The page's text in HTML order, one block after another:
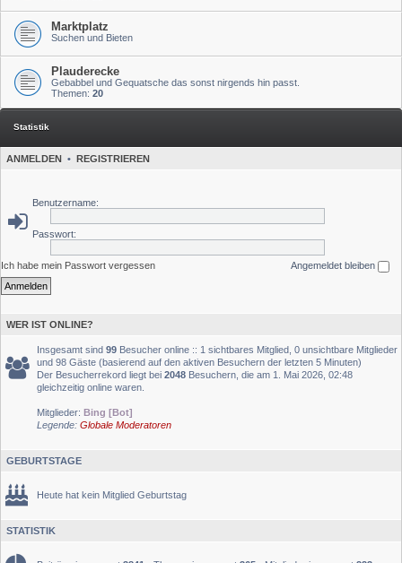
Marktplatz
Suchen und Bieten
Plauderecke
Gebabbel und Gequatsche das sonst nirgends hin passt.
Themen: 20
Statistik
ANMELDEN • REGISTRIEREN
Benutzername:
Passwort:
Ich habe mein Passwort vergessen Angemeldet bleiben
WER IST ONLINE?
Insgesamt sind 99 Besucher online :: 1 sichtbares Mitglied, 0 unsichtbare Mitglieder
und 98 Gäste (basierend auf den aktiven Besuchern der letzten 5 Minuten)
Der Besucherrekord liegt bei 2048 Besuchern, die am 1. Mai 2026, 02:48
gleichzeitig online waren.
Mitglieder: Bing [Bot]
Legende: Globale Moderatoren
GEBURTSTAGE
Heute hat kein Mitglied Geburtstag
STATISTIK